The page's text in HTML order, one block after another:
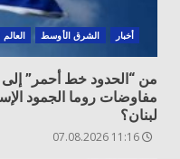
أخبار الشرق الأوسط
من “الحدود خط أحمر”
مفاوضات روما الجمود
لبنان؟